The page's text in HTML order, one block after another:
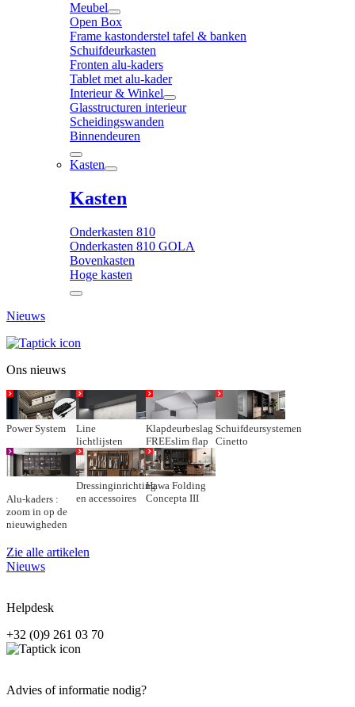
Meubel
Open Box
Frame kastonderstel tafel & banken
Schuifdeurkasten
Fronten alu-kaders
Tablet met alu-kader
Interieur & Winkel
Glasstructuren interieur
Scheidingswanden
Binnendeuren
Kasten
Kasten
Onderkasten 810
Onderkasten 810 GOLA
Bovenkasten
Hoge kasten
Nieuws
Ons nieuws
Power System
Line
lichtlijsten
Klapdeurbeslag
FREEslim flap
Schuifdeursystemen
Cinetto
Alu-kaders :
zoom in op de
nieuwigheden
Dressinginrichting
en accessoires
Hawa Folding
Concepta III
Zie alle artikelen
Nieuws
Helpdesk
+32 (0)9 261 03 70
Advies of informatie nodig?